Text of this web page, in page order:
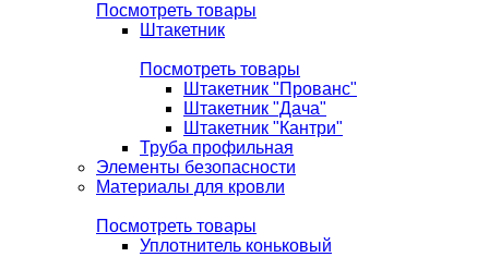
Посмотреть товары
Штакетник
Посмотреть товары
Штакетник "Прованс"
Штакетник "Дача"
Штакетник "Кантри"
Труба профильная
Элементы безопасности
Материалы для кровли
Посмотреть товары
Уплотнитель коньковый